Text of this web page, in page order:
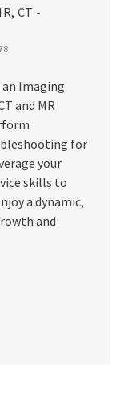
CT -
Imaging
and MR
for
your
skills to
a dynamic,
and
Engineer 2 -